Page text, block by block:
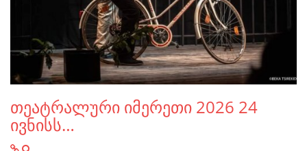
თეატრალური იმერეთი 2026 24
ივნისს…